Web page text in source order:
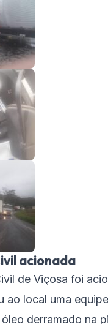
acionada
de Viçosa foi
ao local uma
derramado na